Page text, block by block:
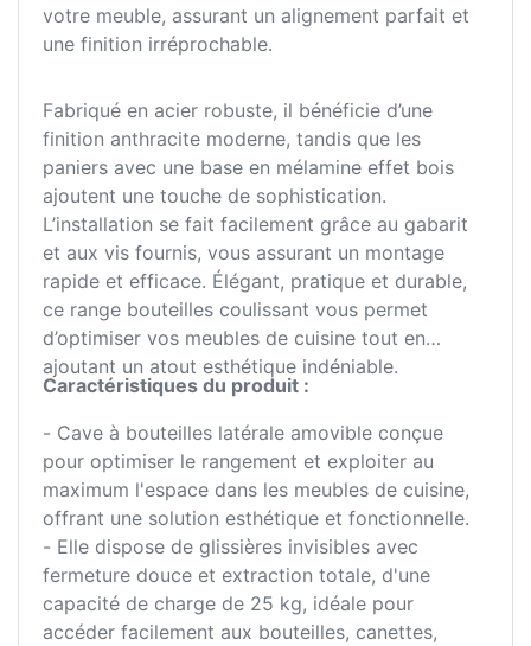
votre meuble, assurant un alignement parfait et
une finition irréprochable.
Fabriqué en acier robuste, il bénéficie d’une
finition anthracite moderne, tandis que les
paniers avec une base en mélamine effet bois
ajoutent une touche de sophistication.
L’installation se fait facilement grâce au gabarit
et aux vis fournis, vous assurant un montage
rapide et efficace. Élégant, pratique et durable,
ce range bouteilles coulissant vous permet
d’optimiser vos meubles de cuisine tout en
ajoutant un atout esthétique indéniable.
Caractéristiques du produit :
- Cave à bouteilles latérale amovible conçue
pour optimiser le rangement et exploiter au
maximum l'espace dans les meubles de cuisine,
offrant une solution esthétique et fonctionnelle.
- Elle dispose de glissières invisibles avec
fermeture douce et extraction totale, d'une
capacité de charge de 25 kg, idéale pour
accéder facilement aux bouteilles, canettes,